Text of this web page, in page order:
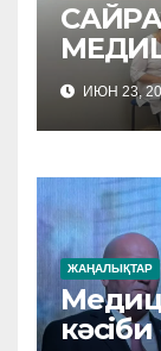
ИЮН 23,
ЖАҢАЛЫҚТАР